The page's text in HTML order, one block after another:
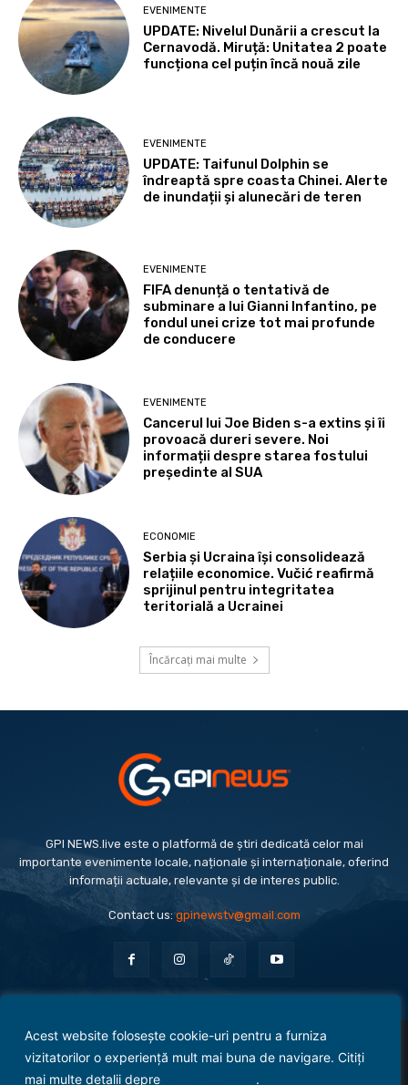
Acest website folosește cookie-uri pentru a furniza
vizitatorilor o experiență mult mai buna de navigare. Citiți
mai multe detalii depre
.
EVENIMENTE
UPDATE: Nivelul Dunării a crescut la
Cernavodă. Miruță: Unitatea 2 poate
funcționa cel puțin încă nouă zile
EVENIMENTE
UPDATE: Taifunul Dolphin se
îndreaptă spre coasta Chinei. Alerte
de inundații și alunecări de teren
EVENIMENTE
FIFA denunță o tentativă de
subminare a lui Gianni Infantino, pe
fondul unei crize tot mai profunde
de conducere
EVENIMENTE
Cancerul lui Joe Biden s-a extins și îi
provoacă dureri severe. Noi
informații despre starea fostului
președinte al SUA
ECONOMIE
Serbia și Ucraina își consolidează
relațiile economice. Vučić reafirmă
sprijinul pentru integritatea
teritorială a Ucrainei
Încărcați mai multe
GPI NEWS.live este o platformă de știri dedicată celor mai
importante evenimente locale, naționale și internaționale, oferind
informații actuale, relevante și de interes public.
Contact us:gpinewstv@gmail.com
Evenimente Politică Economie Social
Sport
Monden
Cultură
Antreprenoriat
Administrație Publică